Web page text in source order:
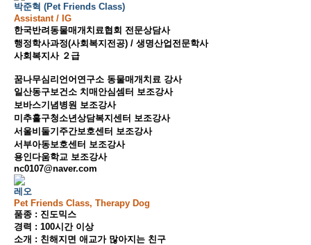
박준혁 (Pet Friends Class)
Assistant / IG
한국반려동물매개치료협회 전문상담사
행정학사과정(사회복지전공) / 생명산업전문학사
사회복지사 ２급
꿈나무심리언어연구소 동물매개치료 강사
일산동구보건소 치매안심셈터 보조강사
보바스기념병원 보조강사
미추홀구청소년상담복지센터 보조강사
서울비둘기주간보호센터 보조강사
서부아동보호센터 보조강사
용인다움학교 보조강사
nc0107@naver.com
레오
Pet Friends Class, Therapy Dog
품종 : 진도믹스
경력 : 100시간 이상
소개 : 친해지면 애교가 많아지는 친구